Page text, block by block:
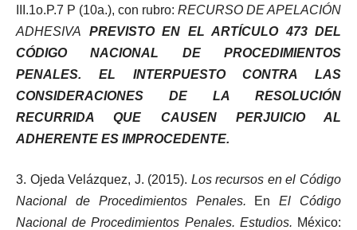
III.1o.P.7 P (10a.), con rubro: RECURSO DE APELACIÓN
ADHESIVA PREVISTO EN EL ARTÍCULO 473 DEL
CÓDIGO NACIONAL DE PROCEDIMIENTOS
PENALES. EL INTERPUESTO CONTRA LAS
CONSIDERACIONES DE LA RESOLUCIÓN
RECURRIDA QUE CAUSEN PERJUICIO AL
ADHERENTE ES IMPROCEDENTE.
3. Ojeda Velázquez, J. (2015). Los recursos en el Código
Nacional de Procedimientos Penales. EnEl Código
Nacional de Procedimientos Penales. Estudios. México: